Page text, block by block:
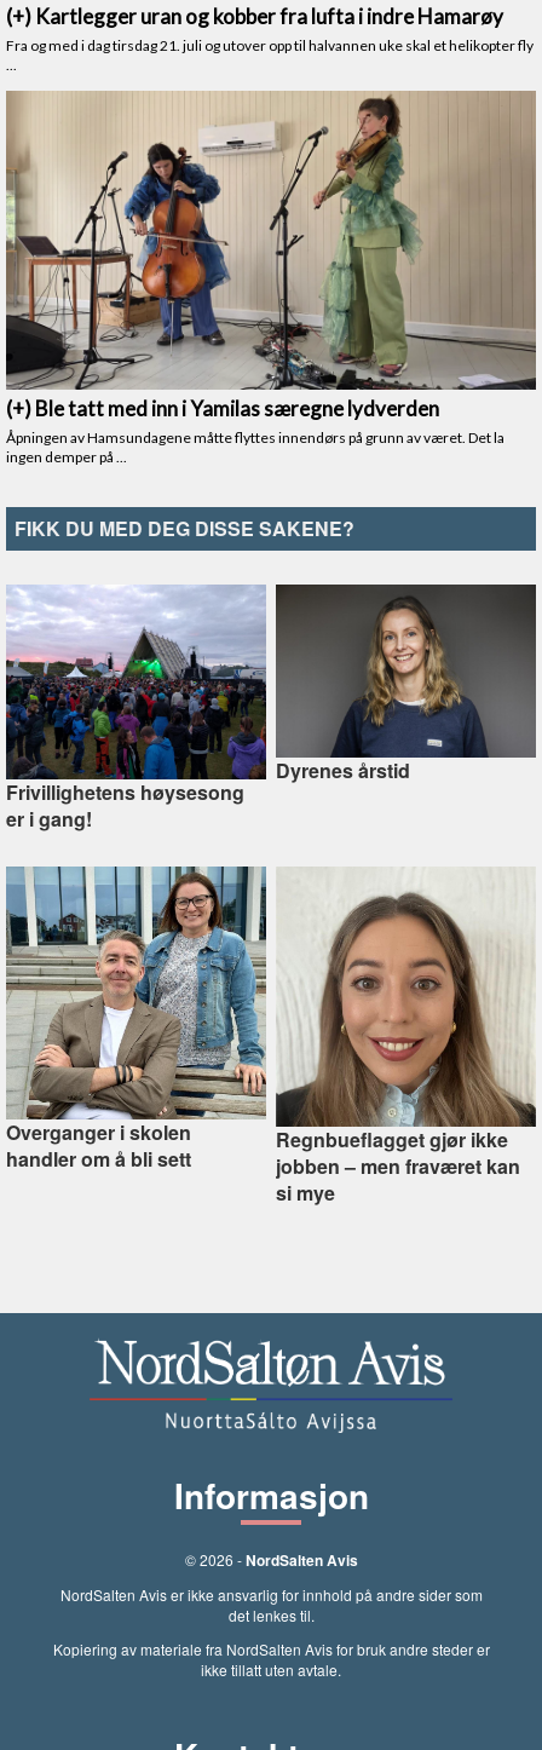
FIKK DU MED DEG DISSE SAKENE?
Frivillighetens høysesong
er i gang!
Dyrenes årstid
Overganger i skolen
handler om å bli sett
Regnbueflagget gjør ikke
jobben –⁠ men fraværet kan
si mye
Informasjon
© 2026 -NordSalten Avis
NordSalten Avis er ikke ansvarlig for innhold på andre sider som
det lenkes til.
Kopiering av materiale fra NordSalten Avis for bruk andre steder er
ikke tillatt uten avtale.